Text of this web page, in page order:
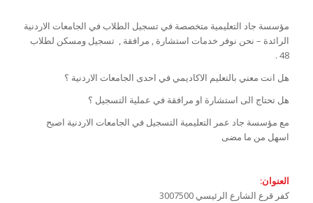
مؤسسة جاد التعليمية متخصصة في تسجيل الطلاب في الجامعات الاردنية
الرائدة – نحن نوفر خدمات استشارة , مرافقة , تسجيل ومسكن لطلاب
48 .
هل انت معني بالتعليم الاكاديمي في احدى الجامعات الاردنية ؟
هل تحتاج الى استشارة او مرافقة في عملية التسجيل ؟
مع مؤسسة جاد عمر التعليمية التسجيل في الجامعات الاردنية اصبح
اسهل من ما مضى
العنوان:
كفر قرع الشارع الرئيسي 3007500